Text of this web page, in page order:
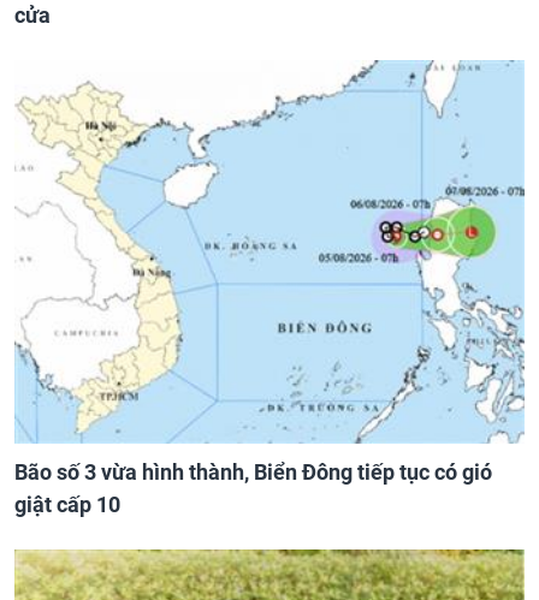
cửa
Bão số 3 vừa hình thành, Biển Đông tiếp tục có gió
giật cấp 10